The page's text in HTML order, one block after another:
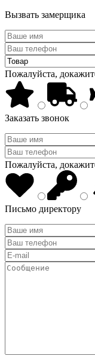
Вызвать замерщика
Пожалуйста,
Заказать звонок
Пожалуйста,
Письмо директору